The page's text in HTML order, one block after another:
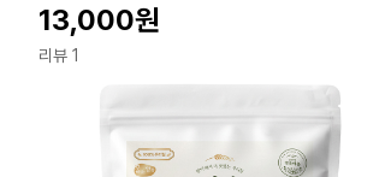
13,000원
리뷰 1